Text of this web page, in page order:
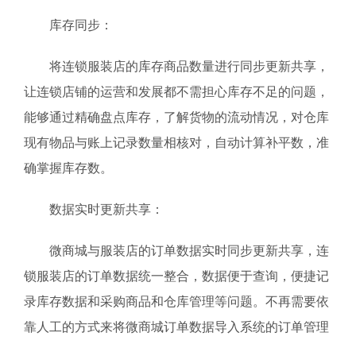
库存同步：
将连锁服装店的库存商品数量进行同步更新共享，
让连锁店铺的运营和发展都不需担心库存不足的问题，
能够通过精确盘点库存，了解货物的流动情况，对仓库
现有物品与账上记录数量相核对，自动计算补平数，准
确掌握库存数。
数据实时更新共享：
微商城与服装店的订单数据实时同步更新共享，连
锁服装店的订单数据统一整合，数据便于查询，便捷记
录库存数据和采购商品和仓库管理等问题。不再需要依
靠人工的方式来将微商城订单数据导入系统的订单管理